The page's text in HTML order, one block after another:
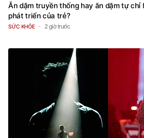
Ăn dặm truyền thống hay ăn dặm tự chỉ
phát triển của trẻ?
SỨC KHỎE 2 giờ trước